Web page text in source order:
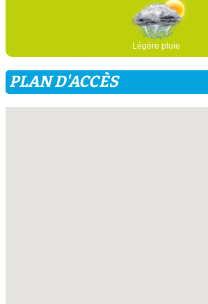
Légère pluie
PLAN D'ACCÈS